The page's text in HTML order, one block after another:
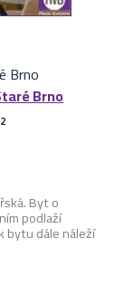
Brno
Brno
2
Byt o
podlaží
bytu dále náleží